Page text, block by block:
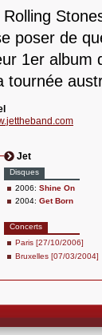
poser de
1er album
tournée
Jet
Disques
2006: Shine On
2004: Get Born
Concerts
Paris [27/10/2006]
Bruxelles [07/03/2004]